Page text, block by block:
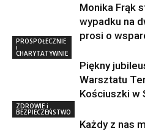
Monika Frąk
wypadku na
prosi o
PROSPOŁECZNIE
i
CHARYTATYWNIE
Piękny
Warsztatu
Kościuszki w
ZDROWIE i
BEZPIECZEŃSTWO
Każdy z nas